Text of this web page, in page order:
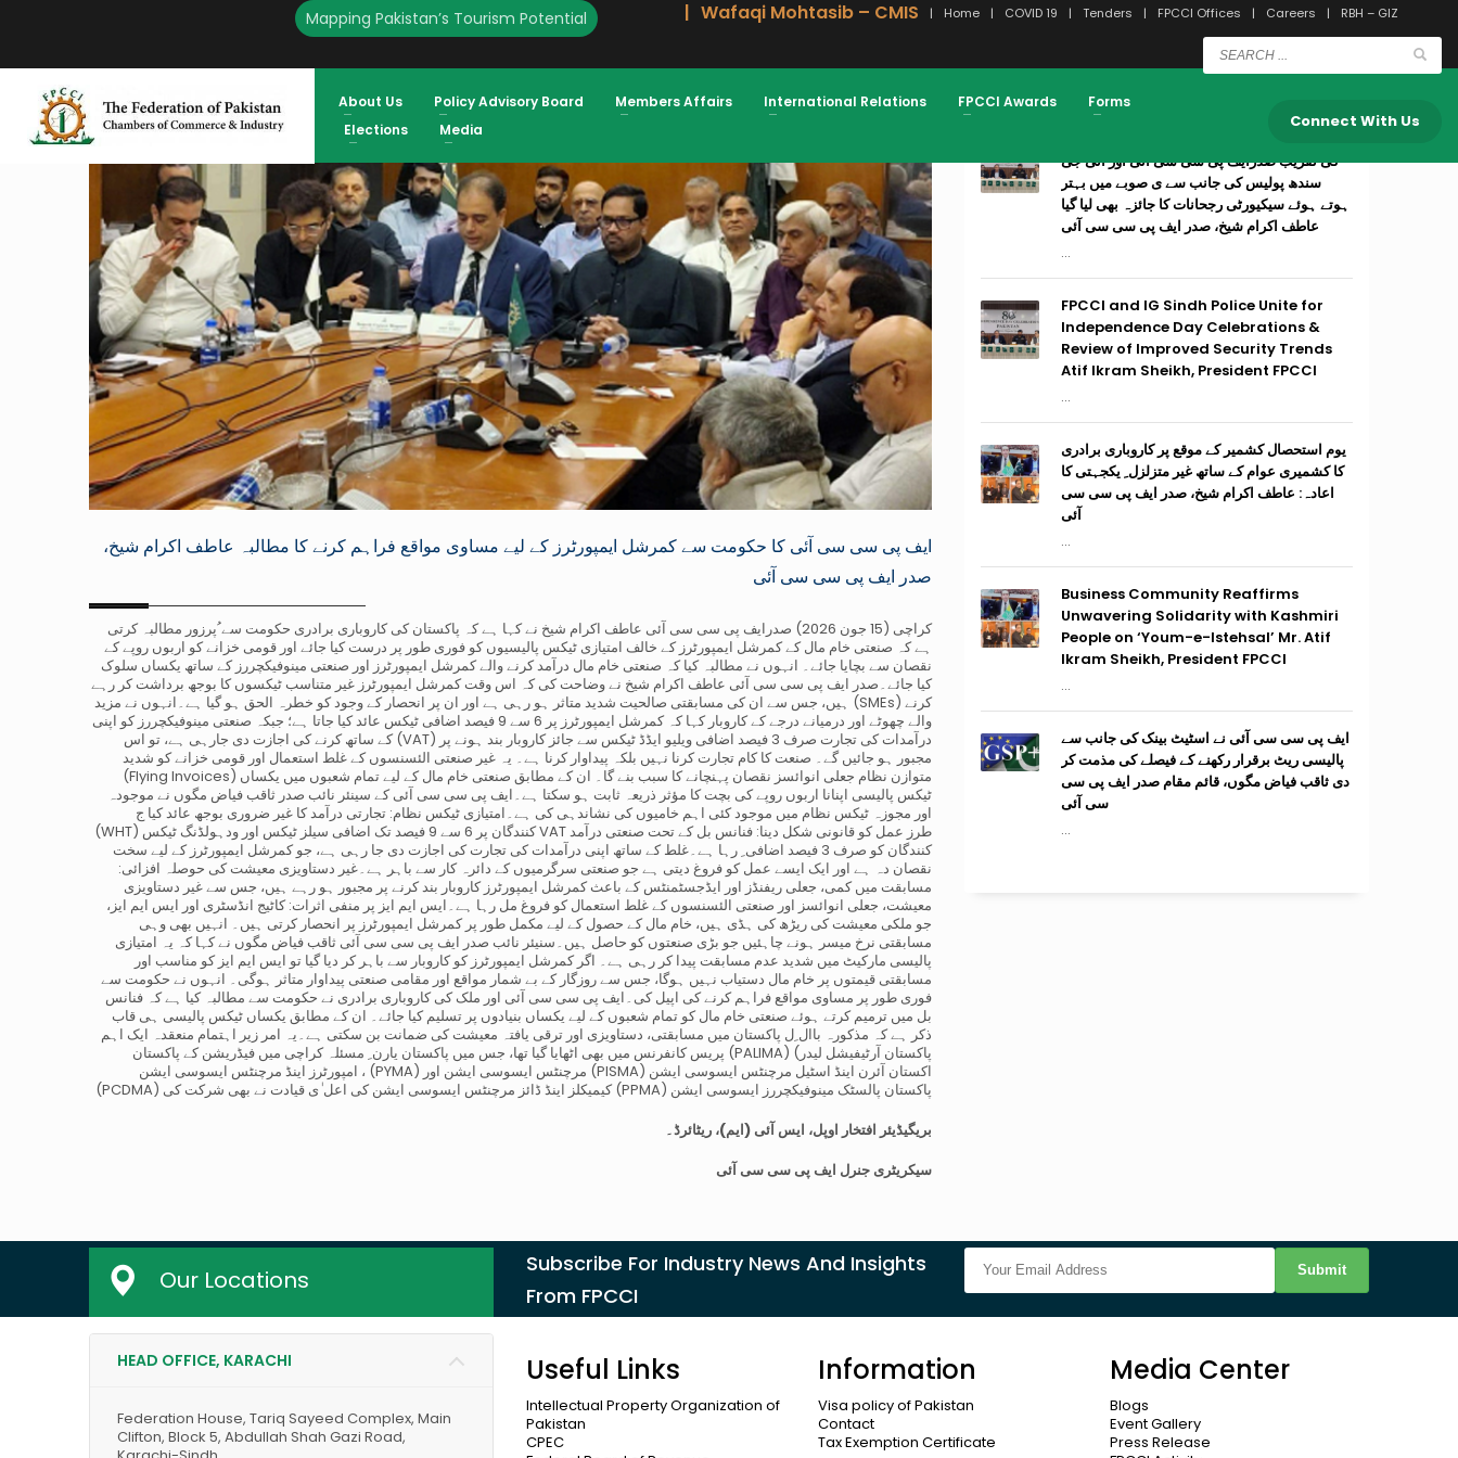
Mapping Pakistan’s Tourism Potential Wafaqi Mohtasib – CMIS Home COVID 19 Tenders FPCCI Offices Careers RBH – GIZ
About Us Policy Advisory Board Members Affairs International Relations FPCCI Awards
Forms
Elections
Media Connect With Us
ایف پی سی سی آئی کا حکومت سے کمرشل ایمپورٹرز کے لیے مساوی مواقع فراہم کرنے کا مطالبہ عاطف اکرام شیخ،
صدر ایف پی سی سی آئی
کراچی (15 جون 2026) صدرایف پی سی سی آئی عاطف اکرام شیخ نے کہا ہے کہ پاکستان کی کاروباری برادری حکومت سے ُپرزور مطالبہ کرتی
ہے کہ صنعتی خام مال کے کمرشل ایمپورٹرز کے خالف امتیازی ٹیکس پالیسیوں کو فوری طور پر درست کیا جائے اور قومی خزانے کو اربوں روپے کے
نقصان سے بچایا جائے۔ انہوں نے مطالبہ کیا کہ صنعتی خام مال درآمد کرنے والے کمرشل ایمپورٹرز اور صنعتی مینوفیکچررز کے ساتھ یکساں سلوک
کیا جائے۔صدر ایف پی سی سی آئی عاطف اکرام شیخ نے وضاحت کی کہ اس وقت کمرشل ایمپورٹرز غیر متناسب ٹیکسوں کا بوجھ برداشت کر رہے
ہیں، جس سے ان کی مسابقتی صالحیت شدید متاثر ہو رہی ہے اور ان پر انحصار کے وجود کو خطرہ الحق ہو گیا ہے۔انہوں نے مزید (SMEs) کرنے
والے چھوٹے اور درمیانے درجے کے کاروبار کہا کہ کمرشل ایمپورٹرز پر 6 سے 9 فیصد اضافی ٹیکس عائد کیا جاتا ہے؛ جبکہ صنعتی مینوفیکچررز کو اپنی
کے ساتھ کرنے کی اجازت دی جارہی ہے، تو اس (VAT) درآمدات کی تجارت صرف 3 فیصد اضافی ویلیو ایڈڈ ٹیکس سے جائز کاروبار بند ہونے پر
مجبور ہو جائیں گے۔ صنعت کا کام تجارت کرنا نہیں بلکہ پیداوار کرنا ہے۔ یہ غیر صنعتی الئسنسوں کے غلط استعمال اور قومی خزانے کو شدید
(Flying Invoices) متوازن نظام جعلی انوائسز نقصان پہنچانے کا سبب بنے گا۔ ان کے مطابق صنعتی خام مال کے لیے تمام شعبوں میں یکساں
ٹیکس پالیسی اپنانا اربوں روپے کی بچت کا مؤثر ذریعہ ثابت ہو سکتا ہے۔ایف پی سی سی آئی کے سینئر نائب صدر ثاقب فیاض مگوں نے موجودہ
اور مجوزہ ٹیکس نظام میں موجود کئی اہم خامیوں کی نشاندہی کی ہے۔امتیازی ٹیکس نظام: تجارتی درآمد کا غیر ضروری بوجھ عائد کیا ج
(WHT) کنندگان پر 6 سے 9 فیصد تک اضافی سیلز ٹیکس اور ودہولڈنگ ٹیکس VAT طرز عمل کو قانونی شکل دینا: فنانس بل کے تحت صنعتی درآمد
کنندگان کو صرف 3 فیصد اضافی ِ رہا ہے۔غلط کے ساتھ اپنی درآمدات کی تجارت کی اجازت دی جا رہی ہے، جو کمرشل ایمپورٹرز کے لیے سخت
نقصان دہ ہے اور ایک ایسے عمل کو فروغ دیتی ہے جو صنعتی سرگرمیوں کے دائرہ کار سے باہر ہے۔غیر دستاویزی معیشت کی حوصلہ افزائی:
مسابقت میں کمی، جعلی ریفنڈز اور ایڈجسٹمنٹس کے باعث کمرشل ایمپورٹرز کاروبار بند کرنے پر مجبور ہو رہے ہیں، جس سے غیر دستاویزی
معیشت، جعلی انوائسز اور صنعتی الئسنسوں کے غلط استعمال کو فروغ مل رہا ہے۔ایس ایم ایز پر منفی اثرات: کاٹیج انڈسٹری اور ایس ایم ایز،
جو ملکی معیشت کی ریڑھ کی ہڈی ہیں، خام مال کے حصول کے لیے مکمل طور پر کمرشل ایمپورٹرز پر انحصار کرتی ہیں۔ انہیں بھی وہی
مسابقتی نرخ میسر ہونے چاہئیں جو بڑی صنعتوں کو حاصل ہیں۔سنیئر نائب صدر ایف پی سی سی آئی ثاقب فیاض مگوں نے کہا کہ یہ امتیازی
پالیسی مارکیٹ میں شدید عدم مسابقت پیدا کر رہی ہے۔ اگر کمرشل ایمپورٹرز کو کاروبار سے باہر کر دیا گیا تو ایس ایم ایز کو مناسب اور
مسابقتی قیمتوں پر خام مال دستیاب نہیں ہوگا، جس سے روزگار کے بے شمار مواقع اور مقامی صنعتی پیداوار متاثر ہوگی۔ انہوں نے حکومت سے
فوری طور پر مساوی مواقع فراہم کرنے کی اپیل کی۔ایف پی سی سی آئی اور ملک کی کاروباری برادری نے حکومت سے مطالبہ کیا ہے کہ فنانس
بل میں ترمیم کرتے ہوئے صنعتی خام مال کو تمام شعبوں کے لیے یکساں بنیادوں پر تسلیم کیا جائے۔ ان کے مطابق یکساں ٹیکس پالیسی ہی قاب
ذکر ہے کہ مذکورہ باال ِل پاکستان میں مسابقتی، دستاویزی اور ترقی یافتہ معیشت کی ضمانت بن سکتی ہے۔یہ امر زیر اہتمام منعقدہ ایک اہم
پریس کانفرنس میں بھی اٹھایا گیا تھا، جس میں پاکستان یارن ِ مسئلہ کراچی میں فیڈریشن کے پاکستان (PALIMA) (پاکستان آرٹیفیشل لیدر
امپورٹرز اینڈ مرچنٹس ایسوسی ایشن ، (PYMA) مرچنٹس ایسوسی ایشن اور (PISMA) اکستان آئرن اینڈ اسٹیل مرچنٹس ایسوسی ایشن
(PCDMA) کیمیکلز اینڈ ڈائز مرچنٹس ایسوسی ایشن کی اعل ٰی قیادت نے بھی شرکت کی (PPMA) پاکستان پالسٹک مینوفیکچررز ایسوسی ایشن
بریگیڈیئر افتخار اوپل، ایس آئی (ایم)، ریٹائرڈ۔
سیکریٹری جنرل ایف پی سی سی آئی
کی تقریب صدرایف پی سی سی آئی اور آئی جی
سندھ پولیس کی جانب سے ی صوبے میں بہتر
ہوتے ہوئے سیکیورٹی رجحانات کا جائزہ بھی لیا گیا
عاطف اکرام شیخ، صدر ایف پی سی سی آئی
...
FPCCI and IG Sindh Police Unite for
Independence Day Celebrations &
Review of Improved Security Trends
Atif Ikram Sheikh, President FPCCI
...
یوم استحصال کشمیر کے موقع پر کاروباری برادری
کا کشمیری عوام کے ساتھ غیر متزلزل ِ یکجہتی کا
اعادہ: عاطف اکرام شیخ، صدر ایف پی سی سی
آئی
...
Business Community Reaffirms
Unwavering Solidarity with Kashmiri
People on ‘Youm-e-Istehsal’ Mr. Atif
Ikram Sheikh, President FPCCI
...
ایف پی سی سی آئی نے اسٹیٹ بینک کی جانب سے
پالیسی ریٹ برقرار رکھنے کے فیصلے کی مذمت کر
دی ثاقب فیاض مگوں، قائم مقام صدر ایف پی سی
سی آئی
...
Our Locations
Subscribe For Industry News And Insights
From FPCCI
Submit
HEAD OFFICE, KARACHI
Federation House, Tariq Sayeed Complex, Main
Clifton, Block 5, Abdullah Shah Gazi Road,
Useful Links
Intellectual Property Organization of
Pakistan
CPEC
Information
Visa policy of Pakistan
Contact
Tax Exemption Certificate
Media Center
Blogs
Event Gallery
Press Release